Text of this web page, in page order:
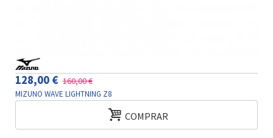
128,00 € 160,00 €
MIZUNO WAVE LIGHTNING Z8
COMPRAR